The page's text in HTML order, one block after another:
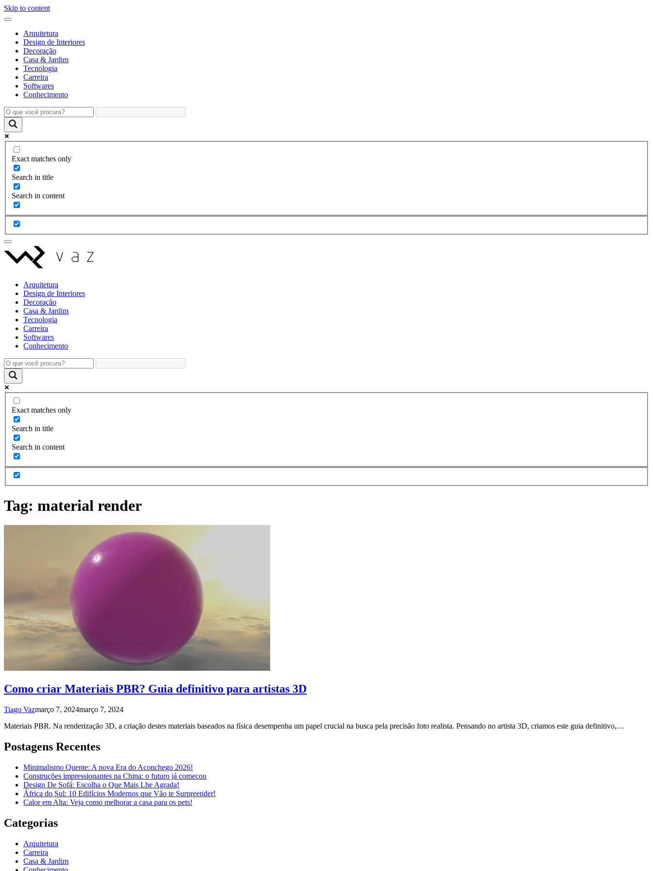
Skip to content
Arquitetura
Design de Interiores
Decoração
Casa & Jardim
Tecnologia
Carreira
Softwares
Conhecimento
Exact matches only
Search in title
Search in content
Arquitetura
Design de Interiores
Decoração
Casa & Jardim
Tecnologia
Carreira
Softwares
Conhecimento
Exact matches only
Search in title
Search in content
Tag: material render
Como criar Materiais PBR? Guia definitivo para artistas 3D
Tiago Vazmarço 7, 2024março 7, 2024
Materiais PBR. Na renderização 3D, a criação destes materiais baseados na física desempenha um papel crucial na busca pela precisão foto realista. Pensando no artista 3D, criamos este guia definitivo,…
Postagens Recentes
Minimalismo Quente: A nova Era do Aconchego 2026!
Construções impressionantes na China: o futuro já começou
Design De Sofá: Escolha o Que Mais Lhe Agrada!
África do Sul: 10 Edifícios Modernos que Vão te Surpreender!
Calor em Alta: Veja como melhorar a casa para os pets!
Categorias
Arquitetura
Carreira
Casa & Jardim